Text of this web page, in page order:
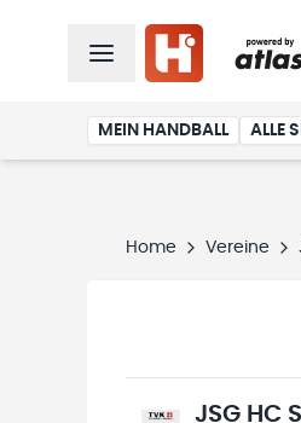
MEIN HANDBALL ALLE
Home Vereine
JSG HC